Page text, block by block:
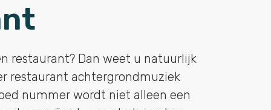
restaurant? Dan weet u natuurlijk
restaurant achtergrondmuziek
nummer wordt niet alleen een